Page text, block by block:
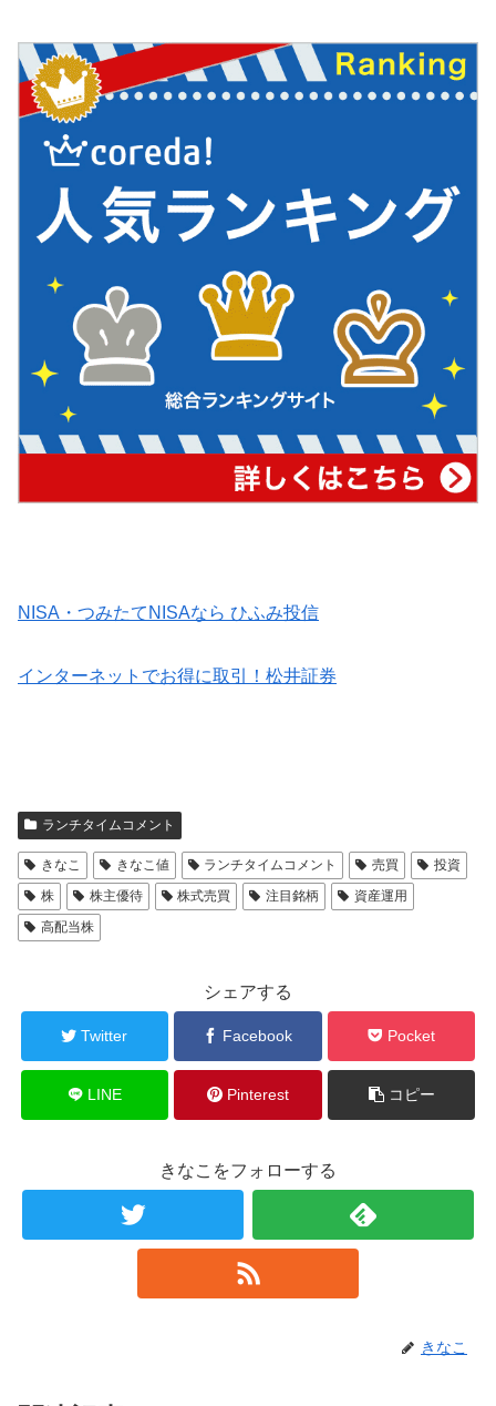
NISA・つみたてNISAなら ひふみ投信
インターネットでお得に取引！松井証券
ランチタイムコメント
きなこ きなこ値 ランチタイムコメント 売買
投資
株
株主優待 株式売買 注目銘柄
資産運用
高配当株
シェアする
Twitter Facebook Pocket
LINE Pinterest コピー
きなこをフォローする
きなこ